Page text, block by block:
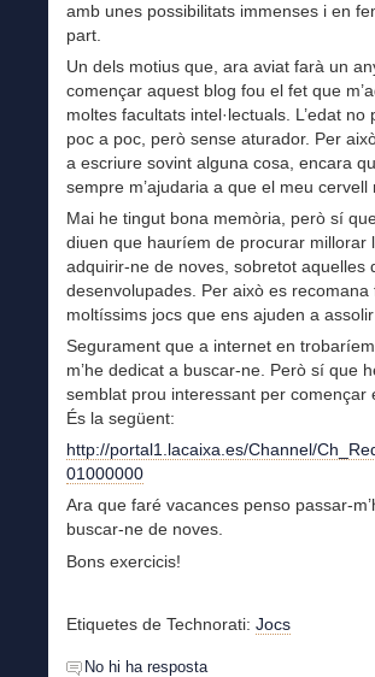
amb unes possibilitats immenses i en
part.
Un dels motius que, ara aviat farà un
començar aquest blog fou el fet que
moltes facultats intel·lectuals. L’edat
poc a poc, però sense aturador. Per
a escriure sovint alguna cosa, encara
sempre m’ajudaria a que el meu
Mai he tingut bona memòria, però sí
diuen que hauríem de procurar millorar
adquirir-ne de noves, sobretot aquelles
desenvolupades. Per això es
moltíssims jocs que ens ajuden a
Segurament que a internet en
m’he dedicat a buscar-ne. Però sí que
semblat prou interessant per començar
És la següent:
http://portal1.lacaixa.es/Channel/
01000000
Ara que faré vacances penso passar-
buscar-ne de noves.
Bons exercicis!
Etiquetes de Technorati: Jocs
No hi ha resposta